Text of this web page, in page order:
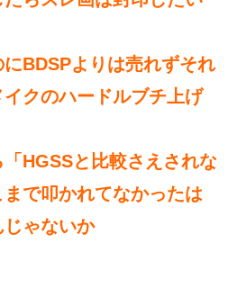
BDSPよりは売れずそれ
クのハードルブチ上げ
HGSSと比較さえされな
で叩かれてなかったは
ゃないか